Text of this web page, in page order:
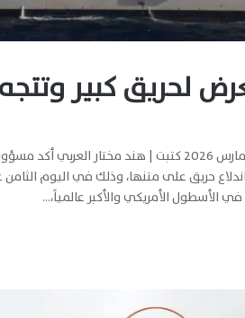
لحريق كبير
الوطن اليوم الإخبارية – من القاهرة – عرب وعالم – 18 مارس 2026
حريق على متنها، وذلك في اليوم
في الأسطول الأمريكي والأكبر عالمياً،…